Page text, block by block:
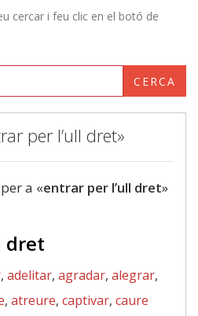
cercar i feu clic en el botó de
CERCA
per l’ull dret»
a «entrar per l’ull dret»
dret
, adelitar, agradar, alegrar,
, atreure, captivar, caure